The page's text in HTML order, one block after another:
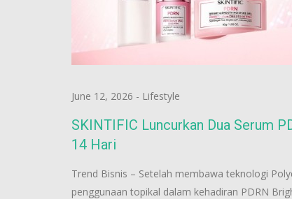
June 12, 2026 - Lifestyle
SKINTIFIC Luncurkan Dua Serum
14 Hari
Trend Bisnis – Setelah membawa teknologi
penggunaan topikal dalam kehadiran PDRN